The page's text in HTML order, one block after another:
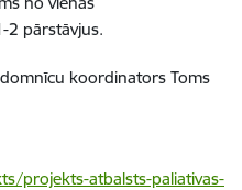
2 pārstāvjus.
koordinators Toms
projekts-atbalsts-paliativas-